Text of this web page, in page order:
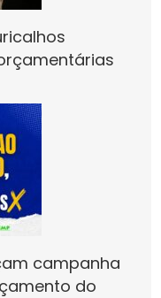
campanha
do